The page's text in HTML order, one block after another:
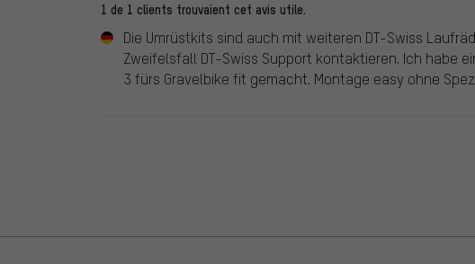
1 de 1 clients trouvaient cet avis utile.
Die Umrüstkits sind auch mit weiteren DT-Swiss
Zweifelsfall DT-Swiss Support kontaktieren. Ich habe
3 fürs Gravelbike fit gemacht. Montage easy ohne